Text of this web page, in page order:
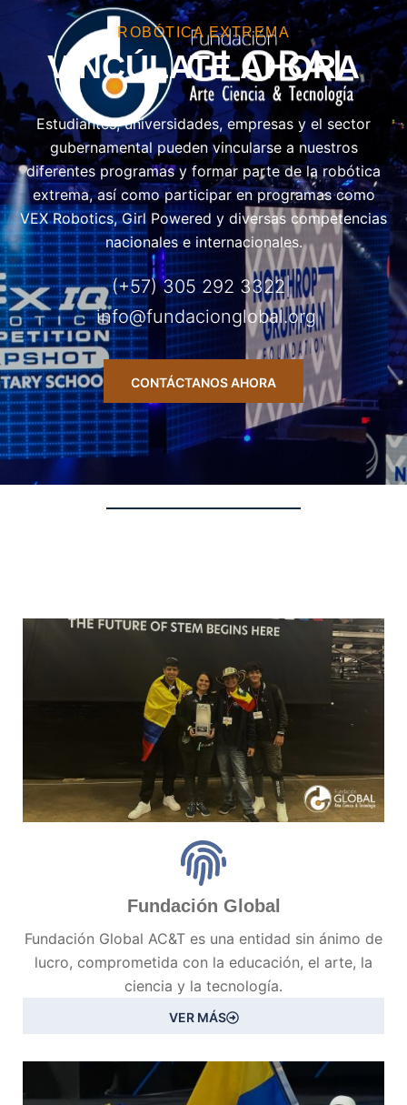
ROBÓTICA EXTREMA
VINCÚLATE AHORA
Estudiantes, universidades, empresas y el sector
gubernamental pueden vincularse a nuestros
diferentes programas y formar parte de la robótica
extrema, así como participar en programas como
VEX Robotics, Girl Powered y diversas competencias
nacionales e internacionales.
(+57) 305 292 3322|
info@fundacionglobal.org
CONTÁCTANOS AHORA
Fundación Global
Fundación Global AC&T es una entidad sin ánimo de
lucro, comprometida con la educación, el arte, la
ciencia y la tecnología.
VER MÁS